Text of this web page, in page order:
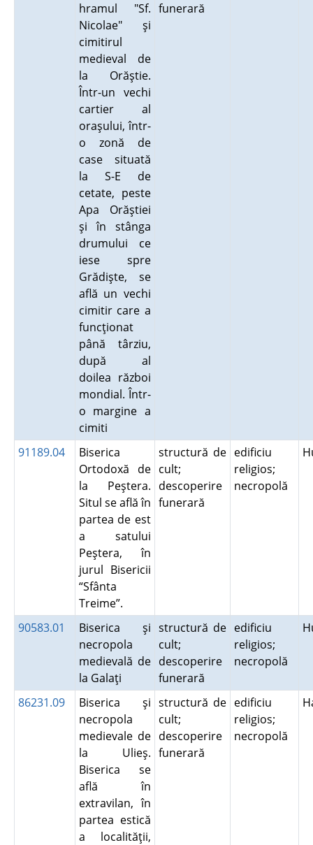
hramul "Sf.
Nicolae" şi
cimitirul
medieval de
la Orăştie.
Într-un vechi
cartier al
oraşului, într-
o zonă de
case situată
la S-E de
cetate, peste
Apa Orăştiei
şi în stânga
drumului ce
iese spre
Grădişte, se
află un vechi
cimitir care a
funcţionat
până târziu,
după al
doilea război
mondial. Într-
o margine a
cimiti
funerară
91189.04
Biserica
Ortodoxă de
la Peştera.
Situl se află în
partea de est
a satului
Peştera, în
jurul Bisericii
“Sfânta
Treime”.
structură de
cult;
descoperire
funerară
edificiu
religios;
necropolă
90583.01
Biserica şi
necropola
medievală de
la Galaţi
structură de
cult;
descoperire
funerară
edificiu
religios;
necropolă
86231.09
Biserica şi
necropola
medievale de
la Ulieş.
Biserica se
află în
extravilan, în
partea estică
a localităţii,
structură de
cult;
descoperire
funerară
edificiu
religios;
necropolă